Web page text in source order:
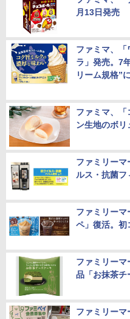
月13日発売
ファミマ、「
ラ」発売。7
リーム規格”に
ファミマ、「
ン生地のボ
ファミリーマ
ルス・抗菌フ
ファミリーマ
ペ」復活。初
ファミリーマ
品「お抹茶チ
ファミリーマ